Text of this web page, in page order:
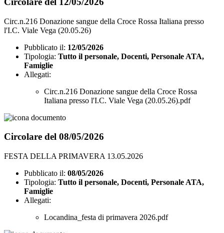
Circ.n.216 Donazione sangue della Croce Rossa Italiana presso
l'I.C. Viale Vega (20.05.26)
Pubblicato il: 12/05/2026
Tipologia: Tutto il personale, Docenti, Personale ATA,
Famiglie
Allegati:
Circ.n.216 Donazione sangue della Croce Rossa
Italiana presso l'I.C. Viale Vega (20.05.26).pdf
Circolare del 08/05/2026
FESTA DELLA PRIMAVERA 13.05.2026
Pubblicato il: 08/05/2026
Tipologia: Tutto il personale, Docenti, Personale ATA,
Famiglie
Allegati:
Locandina_festa di primavera 2026.pdf